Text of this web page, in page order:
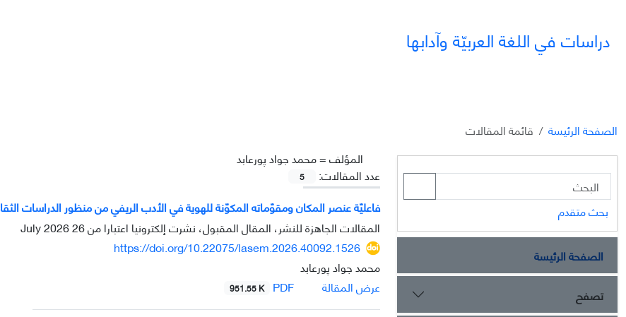
دراسات في اللغة العربيّة وآدابها
الصفحة الرئيسة
قائمة المقالات
المؤلف =محمد جواد پورعابد
عدد المقالات:
5
فاعليّة عنصر المكان ومقوّماته المكوّنة للهوية في الأدب الريفي من منظور الدراسات
المقالات الجاهزة للنشر، المقال المقبول، نشرت إلكترونيا اعتبارا من26 July 2026
https://doi.org/10.22075/lasem.2026.40092.1526
محمد جواد پورعابد
عرض المقالة
951.55 K
بحث متقدم
الصفحة الرئيسة
تصفح